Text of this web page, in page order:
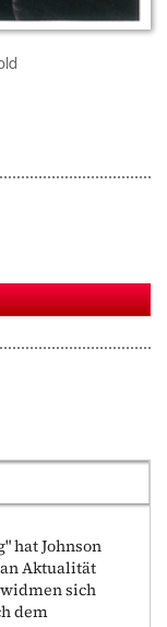
hat Johnson
Aktualität
sich
dem